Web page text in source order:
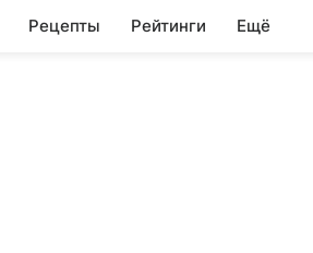
Рецепты Рейтинги Ещё